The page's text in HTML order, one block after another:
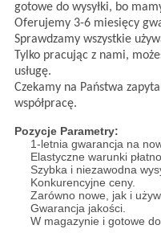
gotowe do wysyłki, bo
Oferujemy 3-6 miesięcy
Sprawdzamy wszystkie
Tylko pracując z nami,
usługę.
Czekamy na Państwa
współpracę.
Pozycje Parametry:
1-letnia gwarancja na
Elastyczne warunki
Szybka i niezawodna
Konkurencyjne ceny.
Zarówno nowe, jak i
Gwarancja jakości.
W magazynie i gotowe do